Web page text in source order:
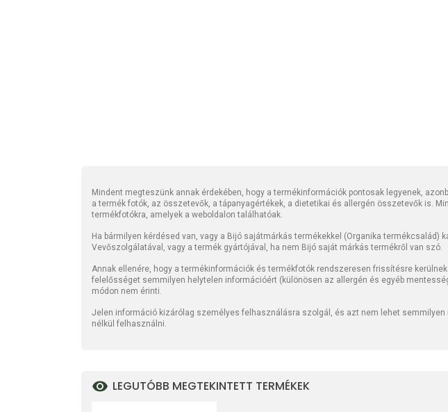
Mindent megteszünk annak érdekében, hogy a termékinformációk pontosak legyenek,
a termék fotók, az összetevők, a tápanyagértékek, a dietetikai és allergén összetevők is.
termékfotókra, amelyek a weboldalon találhatóak.
Ha bármilyen kérdésed van, vagy a Bijó sajátmárkás termékekkel (Organika
Vevőszolgálatával, vagy a termék gyártójával, ha nem Bijó saját márkás termékről van szó.
Annak ellenére, hogy a termékinformációk és termékfotók rendszeresen frissítésre
felelősséget semmilyen helytelen információért (különösen az allergén és egyéb
módon nem érinti.
Jelen információ kizárólag személyes felhasználásra szolgál, és azt nem lehet
nélkül felhasználni.
LEGUTÓBB MEGTEKINTETT TERMÉKEK